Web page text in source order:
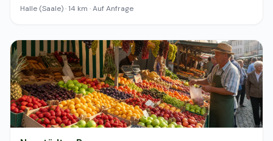
Halle (Saale) · 14 km · Auf Anfrage